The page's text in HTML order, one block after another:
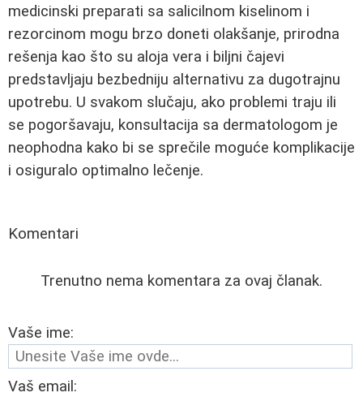
medicinski preparati sa salicilnom kiselinom i
rezorcinom mogu brzo doneti olakšanje, prirodna
rešenja kao što su aloja vera i biljni čajevi
predstavljaju bezbedniju alternativu za dugotrajnu
upotrebu. U svakom slučaju, ako problemi traju ili
se pogoršavaju, konsultacija sa dermatologom je
neophodna kako bi se sprečile moguće komplikacije
i osiguralo optimalno lečenje.
Komentari
Trenutno nema komentara za ovaj članak.
Vaše ime:
Vaš email: